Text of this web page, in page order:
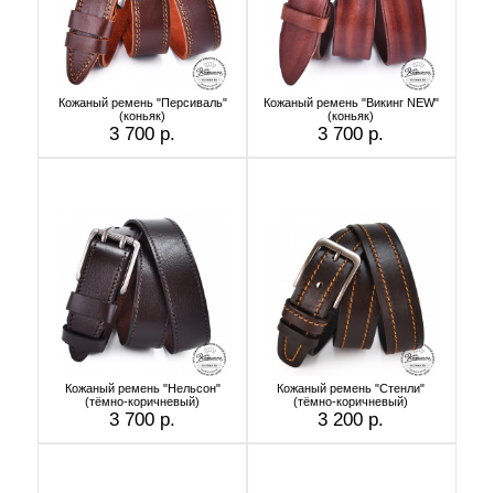
Кожаный ремень "Персиваль"
(коньяк)
3 700 р.
Кожаный ремень "Викинг NEW"
(коньяк)
3 700 р.
Кожаный ремень "Нельсон"
(тёмно-коричневый)
3 700 р.
Кожаный ремень "Стенли"
(тёмно-коричневый)
3 200 р.